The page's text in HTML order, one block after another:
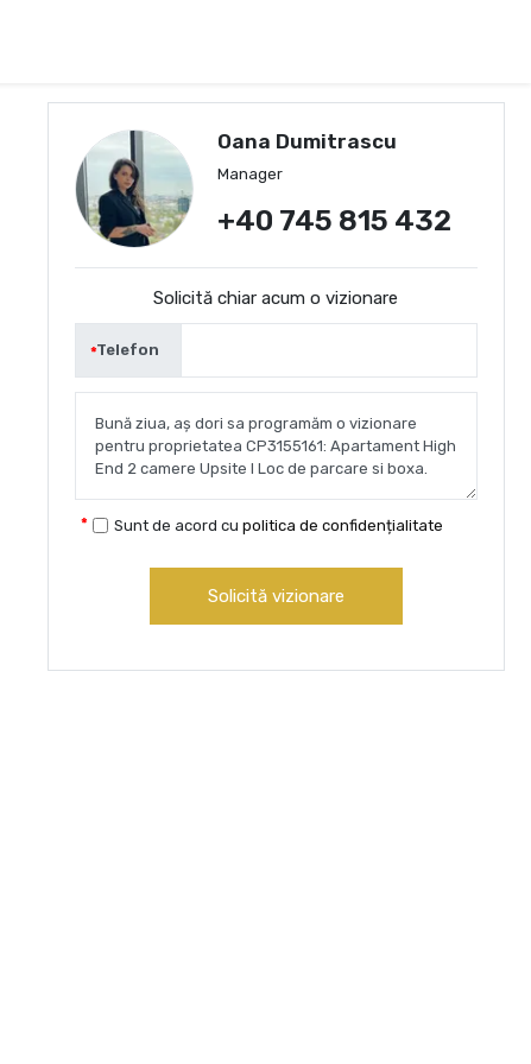
Oana Dumitrascu
Manager
+40 745 815 432
Solicită chiar acum o vizionare
Telefon
Sunt de acord cu politica de confidențialitate
Solicită vizionare